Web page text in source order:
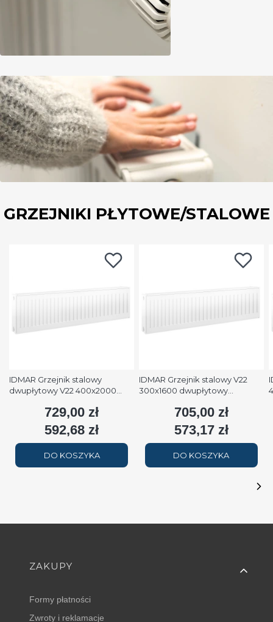
GRZEJNIKI PŁYTOWE/STALOWE
IDMAR Grzejnik stalowy
dwupłytowy V22 400x2000
2508W (90/70/20°C) biały
Cena
729,00 zł
Cena
592,68 zł
DO KOSZYKA
IDMAR Grzejnik stalowy V22
300x1600 dwupłytowy
(90/70/20°C) biały RAL9016
Cena
705,00 zł
Cena
573,17 zł
DO KOSZYKA
Linki w stopce
ZAKUPY
Formy płatności
Zwroty i reklamacje